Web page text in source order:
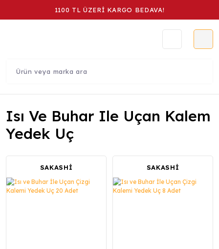
1100 TL ÜZERİ KARGO BEDAVA!
Isı Ve Buhar Ile Uçan Kalem
Yedek Uç
SAKASHİ SAKASHİ